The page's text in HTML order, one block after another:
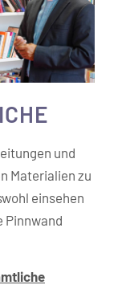
und
Materialien zu
einsehen
Pinnwand